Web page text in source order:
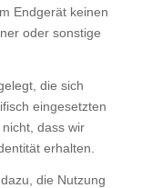
Endgerät keinen
oder sonstige
die sich
eingesetzten
dass wir
erhalten.
die Nutzung